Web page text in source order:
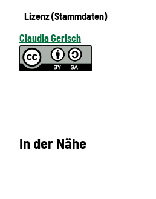
Lizenz (Stammdaten)
Claudia Gerisch
In der Nähe